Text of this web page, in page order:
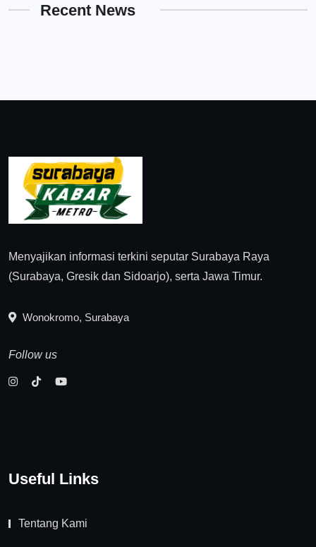
Recent News
Menyajikan informasi terkini seputar Surabaya Raya
(Surabaya, Gresik dan Sidoarjo), serta Jawa Timur.
Wonokromo, Surabaya
Follow us
Useful Links
Tentang Kami